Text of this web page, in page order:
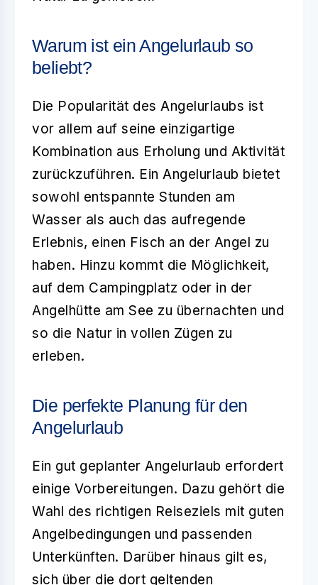
Warum ist ein Angelurlaub so
beliebt?
Die Popularität des Angelurlaubs ist
vor allem auf seine einzigartige
Kombination aus Erholung und Aktivität
zurückzuführen. Ein Angelurlaub bietet
sowohl entspannte Stunden am
Wasser als auch das aufregende
Erlebnis, einen Fisch an der Angel zu
haben. Hinzu kommt die Möglichkeit,
auf dem Campingplatz oder in der
Angelhütte am See zu übernachten und
so die Natur in vollen Zügen zu
erleben.
Die perfekte Planung für den
Angelurlaub
Ein gut geplanter Angelurlaub erfordert
einige Vorbereitungen. Dazu gehört die
Wahl des richtigen Reiseziels mit guten
Angelbedingungen und passenden
Unterkünften. Darüber hinaus gilt es,
sich über die dort geltenden